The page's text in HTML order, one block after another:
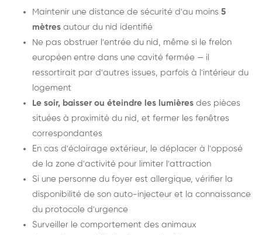
Maintenir une distance de sécurité d'au moins 5
mètres autour du nid identifié
Ne pas obstruer l'entrée du nid, même si le frelon
européen entre dans une cavité fermée — il
ressortirait par d'autres issues, parfois à l'intérieur du
logement
Le soir, baisser ou éteindre les lumières des pièces
situées à proximité du nid, et fermer les fenêtres
correspondantes
En cas d'éclairage extérieur, le déplacer à l'opposé
de la zone d'activité pour limiter l'attraction
Si une personne du foyer est allergique, vérifier la
disponibilité de son auto-injecteur et la connaissance
du protocole d'urgence
Surveiller le comportement des animaux